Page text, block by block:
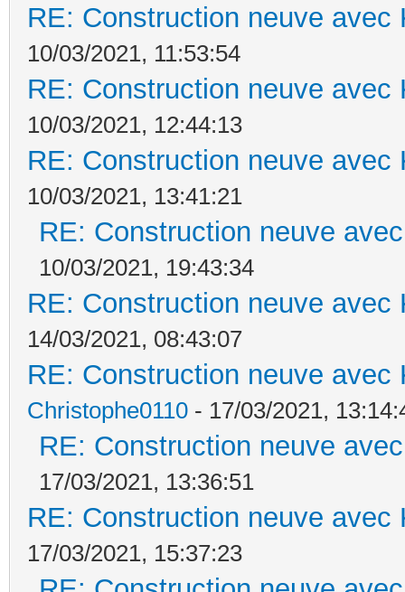
RE: Construction neuve avec
10/03/2021, 11:53:54
RE: Construction neuve avec
10/03/2021, 12:44:13
RE: Construction neuve avec
10/03/2021, 13:41:21
RE: Construction neuve
10/03/2021, 19:43:34
RE: Construction neuve avec
14/03/2021, 08:43:07
RE: Construction neuve avec
Christophe0110 - 17/03/2021,
RE: Construction neuve
17/03/2021, 13:36:51
RE: Construction neuve avec
17/03/2021, 15:37:23